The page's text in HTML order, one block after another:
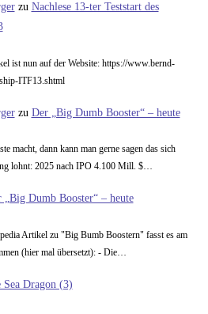
zu Nachlese 13-ter Teststart des
ist nun auf der Website: https://www.bernd-
ITF13.shtml
zu Der „Big Dumb Booster“ – heute
macht, dann kann man gerne sagen das sich
lohnt: 2025 nach IPO 4.100 Mill. $…
„Big Dumb Booster“ – heute
Artikel zu "Big Bumb Boostern" fasst es am
(hier mal übersetzt): - Die…
Sea Dragon (3)